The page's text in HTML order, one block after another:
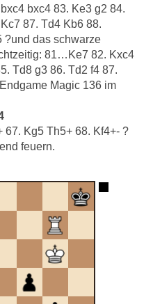
bxc4 83. Ke3 g2 84.
87. Td4 Kb6 88.
?und das schwarze
81…Ke7 82. Kxc4
Td8 g3 86. Td2 f4 87.
Magic 136 im
Kg5 Th5+ 68. Kf4+- ?
feuern.